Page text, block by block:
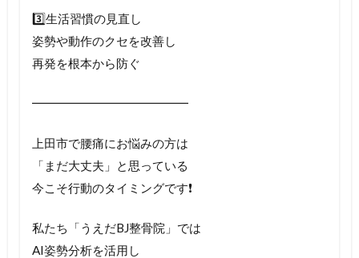
3️⃣生活習慣の見直し
姿勢や動作のクセを改善し
再発を根本から防ぐ
━━━━━━━━━━━━━
上田市で腰痛にお悩みの方は
「まだ大丈夫」と思っている
今こそ行動のタイミングです❗️
私たち「うえだBJ整骨院」では
AI姿勢分析を活用し